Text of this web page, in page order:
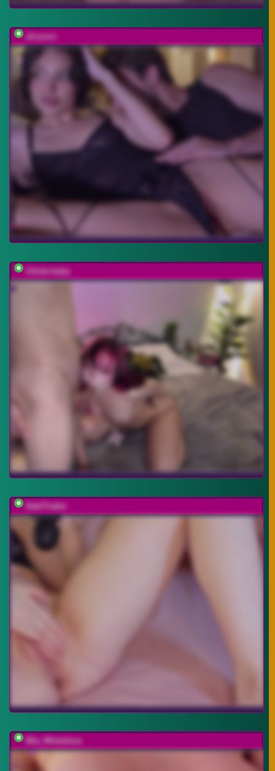
elisonni
h3ntai-baby
DablTrable
Mia_Milasheva